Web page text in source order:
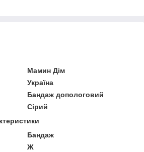
Мамин Дім
Україна
Бандаж допологовий
Сірий
Бандаж
Ж